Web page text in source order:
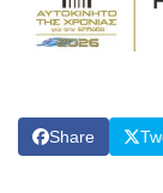
Share